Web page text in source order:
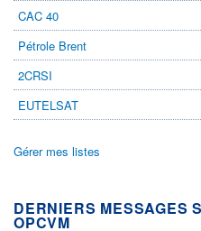
CAC 40
Pétrole Brent
2CRSI
EUTELSAT
Gérer mes listes
DERNIERS MESSAGES
OPCVM